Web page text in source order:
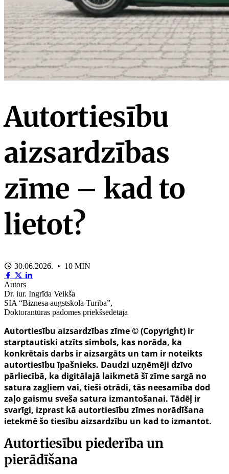
Autortiesību
aizsardzības
zīme – kad to
lietot?
30.06.2026. • 10 MIN
Autors
Dr. iur. Ingrīda Veikša
SIA “Biznesa augstskola Turība”,
Doktorantūras padomes priekšsēdētāja
Autortiesību aizsardzības zīme © (Copyright) ir
starptautiski atzīts simbols, kas norāda, ka
konkrētais darbs ir aizsargāts un tam ir noteikts
autortiesību īpašnieks. Daudzi uzņēmēji dzīvo
pārliecībā, ka digitālajā laikmetā šī zīme sargā no
satura zagļiem vai, tieši otrādi, tās neesamība dod
zaļo gaismu sveša satura izmantošanai. Tādēļ ir
svarīgi, izprast kā autortiesību zīmes norādīšana
ietekmē šo tiesību aizsardzību un kad to izmantot.
Autortiesību piederība un
pierādīšana